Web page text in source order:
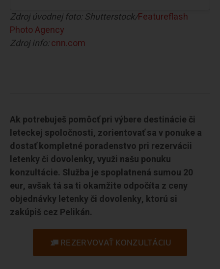
Zdroj úvodnej foto: Shutterstock/Featureflash
Photo Agency
Zdroj info:cnn.com
Ak potrebuješ pomôcť pri výbere destinácie či
leteckej spoločnosti, zorientovať sa v ponuke a
dostať kompletné poradenstvo pri rezervácii
letenky či dovolenky, využi našu ponuku
konzultácie. Služba je spoplatnená sumou 20
eur, avšak tá sa ti okamžite odpočíta z ceny
objednávky letenky či dovolenky, ktorú si
zakúpiš cez Pelikán.
REZERVOVAŤ KONZULTÁCIU